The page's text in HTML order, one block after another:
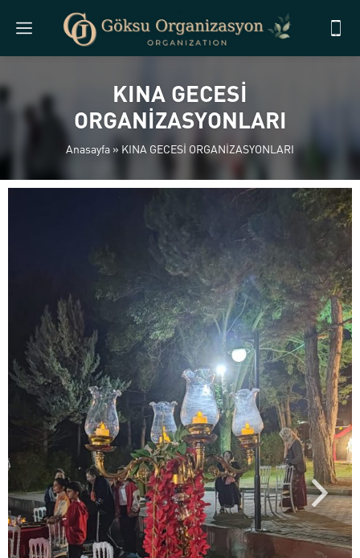
KINA GECESİ
ORGANİZASYONLARI
Anasayfa » KINA GECESİ ORGANİZASYONLARI